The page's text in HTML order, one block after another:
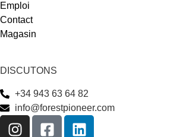
Emploi
Contact
Magasin
DISCUTONS
+34 943 63 64 82
info@forestpioneer.com